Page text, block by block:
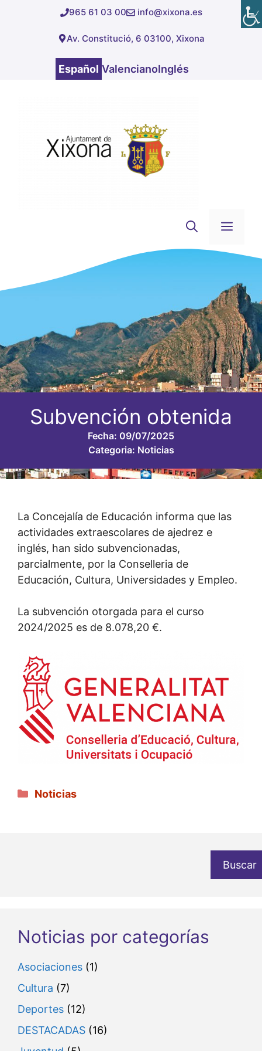
965 61 03 00 info@xixona.es
Av. Constitució, 6 03100, Xixona
Español ValencianoInglés
Subvención obtenida
Fecha: 09/07/2025
Categoria: Noticias
La Concejalía de Educación informa que las
actividades extraescolares de ajedrez e
inglés, han sido subvencionadas,
parcialmente, por la Conselleria de
Educación, Cultura, Universidades y Empleo.
La subvención otorgada para el curso
2024/2025 es de 8.078,20 €.
Categorías
Noticias
Buscar
Noticias por categorías
Asociaciones (1)
Cultura (7)
Deportes (12)
DESTACADAS (16)